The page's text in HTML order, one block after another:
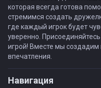
которая всегда готова
стремимся создать
где каждый игрок будет
уверенно.
игрой! Вместе мы
впечатления.
Навигация